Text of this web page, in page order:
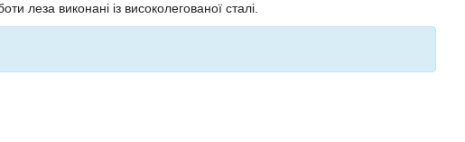
леза виконані із високолегованої сталі.